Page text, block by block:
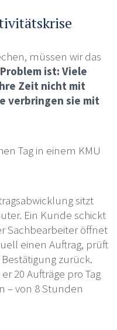
müssen wir das
ist: Viele
Zeit nicht mit
verbringen sie mit
Tag in einem KMU
sitzt
Ein Kunde schickt
Sachbearbeiter öffnet
einen Auftrag, prüft
zurück.
20 Aufträge pro Tag
– von 8 Stunden